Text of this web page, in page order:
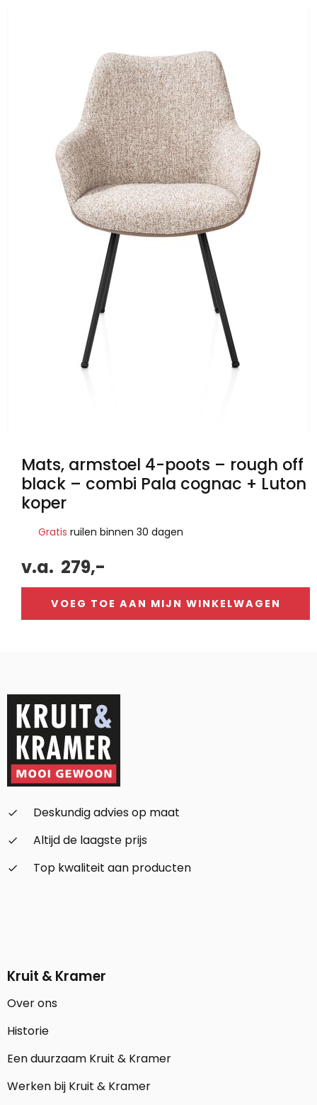
Mats, armstoel 4-poots – rough off
black – combi Pala cognac + Luton
koper
Gratis ruilen binnen 30 dagen
v.a. 279,-
VOEG TOE AAN MIJN WINKELWAGEN
check_small
Deskundig advies op maat
check_small
Altijd de laagste prijs
check_small
Top kwaliteit aan producten
Kruit & Kramer
Over ons
Historie
Een duurzaam Kruit & Kramer
Werken bij Kruit & Kramer